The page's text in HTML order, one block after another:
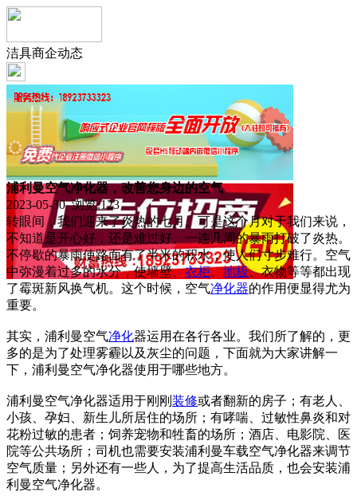
洁具商企动态
浦利曼空气净化器，改善您身边的空气
2023-05-30 浏览:123
转眼间，我们迎来了炎热的七月。可是这个月对于我们来说，
不知道是开心好，还是难过好。一连几周的暴雨打破了炎热。
不停歇的暴雨使路面有了半米的积水，使人们寸步难行。空气
中弥漫着过多的水分，使墙壁、衣柜、地板、衣物等等都出现
了霉斑新风换气机。这个时候，空气净化器的作用便显得尤为
重要。
其实，浦利曼空气净化器运用在各行各业。我们所了解的，更
多的是为了处理雾霾以及灰尘的问题，下面就为大家讲解一
下，浦利曼空气净化器使用于哪些地方。
浦利曼空气净化器适用于刚刚 装修或者翻新的房子；有老人、
小孩、孕妇、新生儿所居住的场所；有哮喘、过敏性鼻炎和对
花粉过敏的患者；饲养宠物和牲畜的场所；酒店、电影院、医
院等公共场所；司机也需要安装浦利曼车载空气净化器来调节
空气质量；另外还有一些人，为了提高生活品质，也会安装浦
利曼空气净化器。